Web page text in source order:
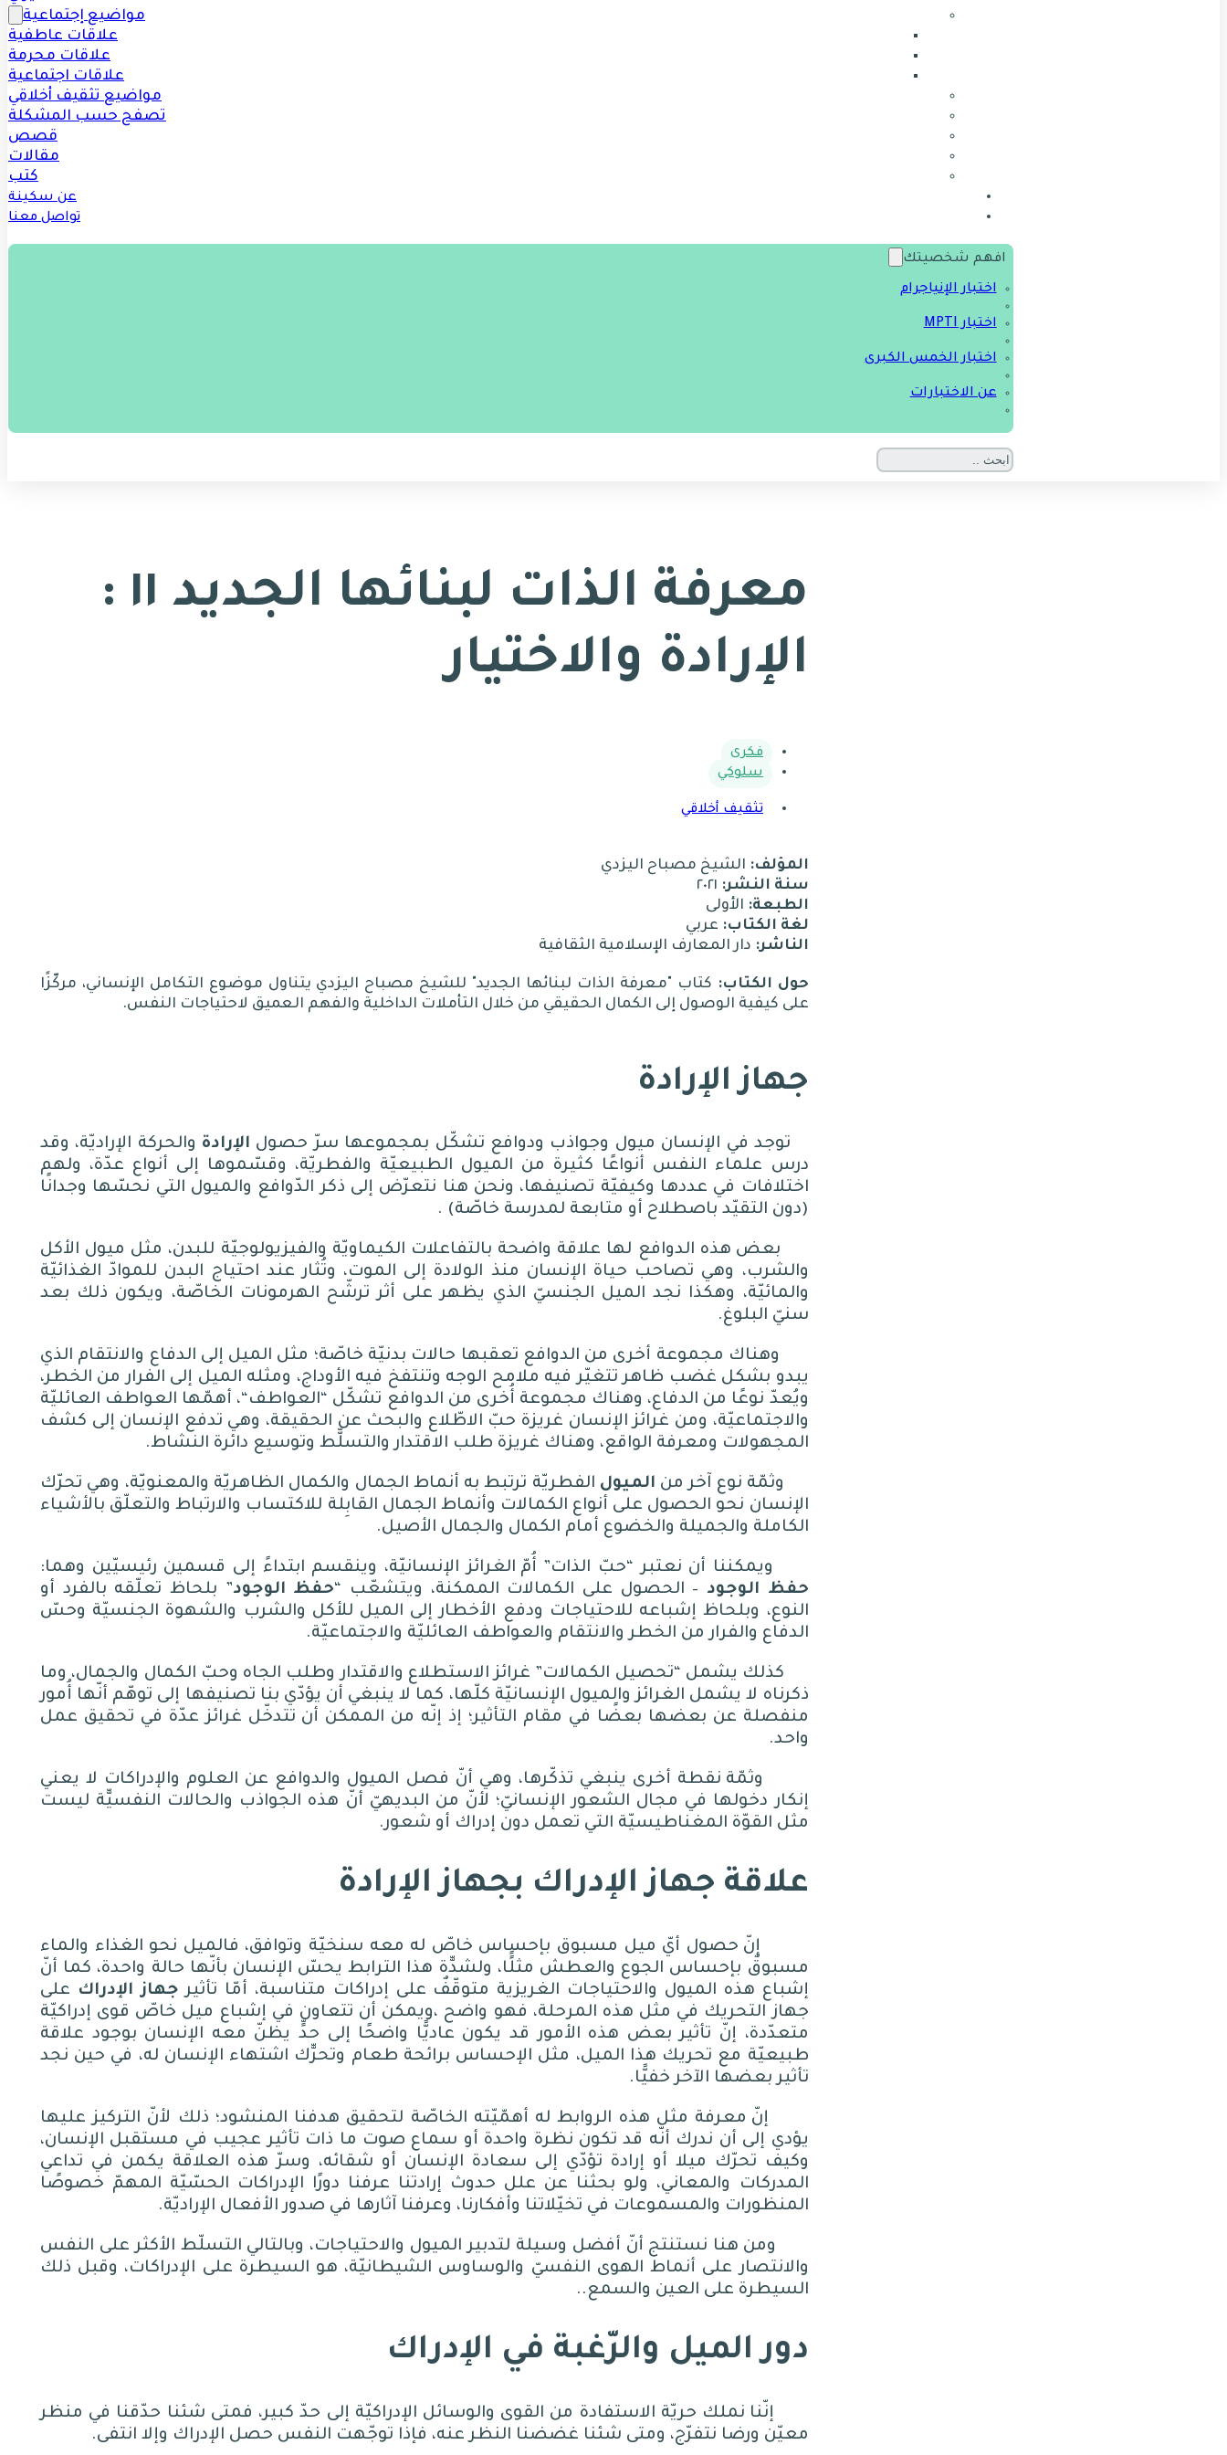
مواضيع إجتماعية
علاقات عاطفية
علاقات محرمة
علاقات اجتماعية
مواضيع تثقيف أخلاقي
تصفح حسب المشكلة
قصص
مقالات
كتب
عن سكينة
تواصل معنا
افهم شخصيتك
اختبار الإنياجرام
اختبار MPTI
اختبار الخمس الكبرى
عن الاختبارات
معرفة الذات لبنائها الجديد ١١ :
الإرادة والاختيار
فكري
سلوكي
تثقيف أخلاقي
المؤلف: الشيخ مصباح اليزدي
سنة النشر:
الطبعة: الأولى
لغة الكتاب: عربي
الناشر: دار المعارف الإسلامية الثقافية
حول الكتاب: كتاب "معرفة الذات لبنائها الجديد" للشيخ مصباح اليزدي يتناول موضوع التكامل الإنساني، مركّزًا
على كيفية الوصول إلى الكمال الحقيقي من خلال التأملات الداخلية والفهم العميق لاحتياجات النفس.
جهاز الإرادة
توجد في الإنسان ميول وجواذب ودوافع تشكّل بمجموعها سرّ حصول الإرادة والحركة الإراديّة، وقد
درس علماء النفس أنواعًا كثيرة من الميول الطبيعيّة والفطريّة، وقسّموها إلى أنواع عدّة، ولهم
اختلافات في عددها وكيفيّة تصنيفها، ونحن هنا نتعرّض إلى ذكر الدّوافع والميول التي نحسّها وجدانًا
(دون التقيّد باصطلاح أو متابعة لمدرسة خاصّة) .
بعض هذه الدوافع لها علاقة واضحة بالتفاعلات الكيماويّة والفيزيولوجيّة للبدن، مثل ميول الأكل
والشرب، وهي تصاحب حياة الإنسان منذ الولادة إلى الموت، وتُثار عند احتياج البدن للموادّ الغذائيّة
والمائيّة، وهكذا نجد الميل الجنسيّ الذي يظهر على أثر ترشّح الهرمونات الخاصّة، ويكون ذلك بعد
سنيّ البلوغ.
وهناك مجموعة أخرى من الدوافع تعقبها حالات بدنيّة خاصّة؛ مثل الميل إلى الدفاع والانتقام الذي
يبدو بشكل غضب ظاهر تتغيّر فيه ملامح الوجه وتنتفخ فيه الأوداج، ومثله الميل إلى الفرار من الخطر،
ويُعدّ نوعًا من الدفاع، وهناك مجموعة أُخرى من الدوافع تشكّل “العواطف“، أهمّها العواطف العائليّة
والاجتماعيّة، ومن غرائز الإنسان غريزة حبّ الاطّلاع والبحث عن الحقيقة، وهي تدفع الإنسان إلى كشف
المجهولات ومعرفة الواقع، وهناك غريزة طلب الاقتدار والتسلّّط وتوسيع دائرة النشاط.
وثمّة نوع آخر من الميول الفطريّة ترتبط به أنماط الجمال والكمال الظاهريّة والمعنويّة، وهي تحرّك
الإنسان نحو الحصول على أنواع الكمالات وأنماط الجمال القابِلة للاكتساب والارتباط والتعلّق بالأشياء
الكاملة والجميلة والخضوع أمام الكمال والجمال الأصيل.
ويمكننا أن نعتبر“حبّ الذات” أُمّ الغرائز الإنسانيّة، وينقسم ابتداءً إلى قسمين رئيسيّين وهما:
حفظ الوجود – الحصول على الكمالات الممكنة، ويتشعّب “حفظ الوجود” بلحاظ تعلّقه بالفرد أو
النوع، وبلحاظ إشباعه للاحتياجات ودفع الأخطار إلى الميل للأكل والشرب والشهوة الجنسيّة وحسّ
الدفاع والفرار من الخطر والانتقام والعواطف العائليّة والاجتماعيّة.
كذلك يشمل “تحصيل الكمالات” غرائز الاستطلاع والاقتدار وطلب الجاه وحبّ الكمال والجمال، وما
ذكرناه لا يشمل الغرائز والميول الإنسانيّة كلّها، كما لا ينبغي أن يؤدّي بنا تصنيفها إلى توهّم أنّها أُمور
منفصلة عن بعضها بعضًا في مقام التأثير؛ إذ إنّه من الممكن أن تتدخّل غرائز عدّة في تحقيق عمل
واحد.
وثمّة نقطة أخرى ينبغي تذكّرها، وهي أنّ فصل الميول والدوافع عن العلوم والإدراكات لا يعني
إنكار دخولها في مجال الشعور الإنسانيّ؛ لأنّ من البديهيّ أنّ هذه الجواذب والحالات النفسيّّة ليست
مثل القوّة المغناطيسيّة التي تعمل دون إدراك أو شعور.
علاقة جهاز الإدراك بجهاز الإرادة
إنّ حصول أيّ ميل مسبوق بإحساس خاصّ له معه سنخيّة وتوافق، فالميل نحو الغذاء والماء
مسبوقٌ بإحساس الجوع والعطش مثلًًا، ولشدّّة هذا الترابط يحسّ الإنسان بأنّها حالة واحدة، كما أنّ
إشباع هذه الميول والاحتياجات الغريزية متوقّفٌ على إدراكات متناسبة، أمّا تأثير جهاز الإدراك على
جهاز التحريك في مثل هذه المرحلة، فهو واضح ،ويمكن أن تتعاون في إشباع ميل خاصّ قوى إدراكيّة
متعدّدة، إنّ تأثير بعض هذه الأمور قد يكون عاديًّا واضحًا إلى حدٍّ يظنّ معه الإنسان بوجود علاقة
طبيعيّة مع تحريك هذا الميل، مثل الإحساس برائحة طعام وتحرّّك اشتهاء الإنسان له، في حين نجد
تأثير بعضها الآخر خفيًّا .
إنّ معرفة مثل هذه الروابط له أهمّيّته الخاصّة لتحقيق هدفنا المنشود؛ ذلك لأنّ التركيز عليها
يؤدي إلى أن ندرك أنّه قد تكون نظرة واحدة أو سماع صوت ما ذات تأثير عجيب في مستقبل الإنسان،
وكيف تحرّك ميلا أو إرادة تؤدّي إلى سعادة الإنسان أو شقائه، وسرّ هذه العلاقة يكمن في تداعي
المدركات والمعاني، ولو بحثنا عن علل حدوث إرادتنا عرفنا دورًا الإدراكات الحسّيّة المهمّ خصوصًا
المنظورات والمسموعات في تخيّلاتنا وأفكارنا، وعرفنا آثارها في صدور الأفعال الإراديّة.
ومن هنا نستنتج أنّ أفضل وسيلة لتدبير الميول والاحتياجات، وبالتالي التسلّط الأكثر على النفس
والانتصار على أنماط الهوى النفسيّ والوساوس الشيطانيّة، هو السيطرة على الإدراكات، وقبل ذلك
السيطرة على العين والسمع ..
دور الميل والرّغبة في الإدراك
إنّنا نملك حريّة الاستفادة من القوى والوسائل الإدراكيّة إلى حدّ كبير، فمتى شئنا حدّقنا في منظر
معيّن ورضا نتفرّج، ومتى شئنا غضضنا النظر عنه، فإذا توجّهت النفس حصل الإدراك وإلا انتفى.